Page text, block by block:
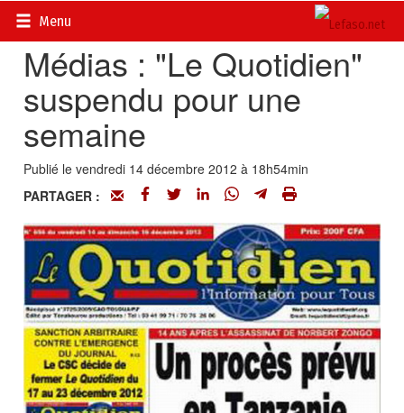
Menu
Accueil>
Médias : "Le Quotidien"
suspendu pour une
semaine
Publié le vendredi 14 décembre 2012 à 18h54min
PARTAGER :